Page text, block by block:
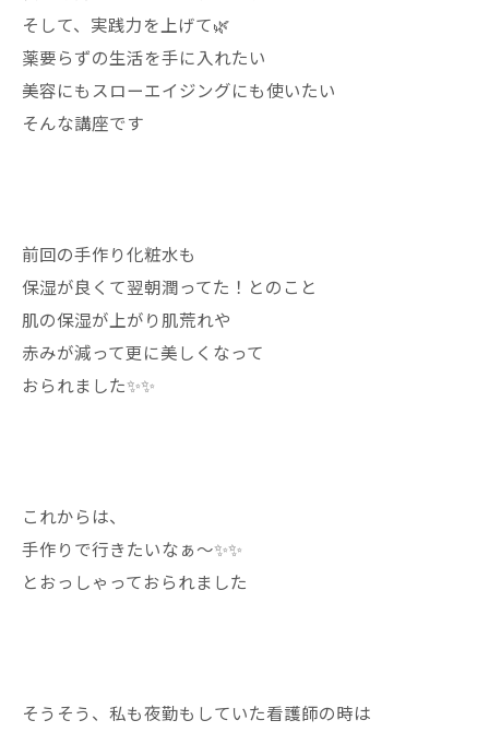
そして、実践力を上げて🌿
薬要らずの生活を手に入れたい
美容にもスローエイジングにも使いたい
そんな講座です
前回の手作り化粧水も
保湿が良くて翌朝潤ってた！とのこと
肌の保湿が上がり肌荒れや
赤みが減って更に美しくなって
おられました✨✨
これからは、
手作りで行きたいなぁ〜✨✨
とおっしゃっておられました
そうそう、私も夜勤もしていた看護師の時は